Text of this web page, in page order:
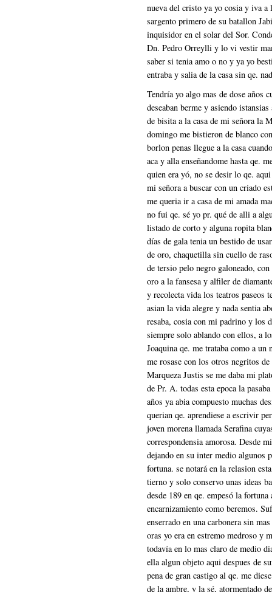
nueva del cristo ya yo cosia y iva
sargento primero de su batallon
inquisidor en el solar del Sor.
Dn. Pedro Orreylli y lo vi vestir
saber si tenia amo o no y ya yo
entraba y salia de la casa sin qe.
Tendría yo algo mas de dose años cuando algunas antiguas criadas de la casa deseaban berme y asiendo istansias a mi madrina lograron de ella qe. me mandase de bisita a la casa de mi señora la Marqueza de prado Ameno lo qe. berificado un domingo me bistieron de blanco con mi balandransito de carranclan y pantalones de borlon penas llegue a la casa cuando todas me cargaron otra me llebaba de la mano aca y alla enseñandome hasta qe. me condujeron al cuarto de la señora disiendole quien era yó, no se desir lo qe. aqui paso lo sierto es qe. al dia siguiente me enbió mi señora a buscar con un criado estube jugando todo el dia mas a la noche cuando me queria ir a casa de mi amada madrina no se me llebó; ella fue a buscarme y yo no fui qe. sé yo pr. qué de alli a algunos dias me isieron muchos mamelucos de listado de corto y alguna ropita blanca pa. cuando salia con la librea de paje pa. los días de gala tenia un bestido de usar pantalon ancho de grana guarnesido de cordon de oro, chaquetilla sin cuello de raso azul marino guarnesida de lo mismo morreon de tersio pelo negro galoneado, con plumage rojo y la punta negra dos argollitas de oro a la fansesa y alfiler de diamante con esto y lo demas pronto olvide mi antigua y recolecta vida los teatros paseos tertulias bailes hasta el dia y otras romerias me asian la vida alegre y nada sentia aberdejado la casa de mi madrina donde solo resaba, cosia con mi padrino y los domingos jugaba con algunos monifaticos pero siempre solo ablando con ellos, a los pocos dias tube pr. alla a la misma señora Da. Joaquina qe. me trataba como a un niño ella me bestia peinaba y cuidaba de qe. no me rosase con los otros negritos de la misma mesa como en tiempo de señora la Marqueza Justis se me daba mi plato qe. comia a los pies de mi señora la Marqueza de Pr. A. todas esta epoca la pasaba yo lejos de mis padres. Cuando yo tenia dose años ya abia compuesto muchas desimas de memorias causa pr. qe. mis padrinos no querian qe. aprendiese a escrivir pero yo las dictaba de memorias en particular a una joven morena llamada Serafina cuyas cartas en desimas mantenian una correspondensia amorosa. Desde mis dose años doi un salto hasta la de catorse dejando en su inter medio algunos pasajes en qe. se berifica lo instable de mi fortuna. se notará en la relasion esta dicha qe. no ai epocas fijas pero era de masiado tierno y solo conservo unas ideas bagas pero la verdadera istoria de mi vida empiesa desde 189 en qe. empesó la fortuna a desplegarse contra mi hasta el grado de mayor encarnizamiento como beremos. Sufria pr. la mas leve maldad propia de muchacho, enserrado en una carbonera sin mas tabla ni con qe. taparme mas de beinte y cuatro oras yo era en estremo medroso y me gustaba comer mi carsel como se puede ver todavía en lo mas claro de medio dia se necesita una buena bela pa. distinguir en ella algun objeto aqui despues de sufrir resios azotes era enserrado con orden y pena de gran castigo al qe. me diese ni una gota de agua, lo qe. alli sufria aquejado de la ambre, y la sé, atormentado del miedo, en un lugar tan soturno como apartado de la casa, en un traspatio junto a una caballeriza, y un apestoso y ebaporante basurero, contigua a un lugar comun infesto umedo y siempre pestifero qe. solo estaba separado pr. unas paredes todas agujereadas, guarida de diformes ratas qe. sin sesar me pasaban pr. en sima tanto se temia en esta casa a tal orden qe. nadie nadie se atrebia a un qe. ubiera collontura a darme ni un comino yo tenia la cabeza llenos de los cuentos de cosa mala de otros tiempos, de las almas aparesidas, en este de la otra vida y de los encantamientos de los muertos, qe. cuando salian un tropel de ratas asiendo ruido me paresia ver aquel sotano lleno de fantasmas y daba tantos gritos pidiendo a boses misericordia entonces se me sacaba me atormentaban con tanto fuete hasta mas no poder y se me enserraba otra vez guardandose la llabe en el cuarto de la Sra. pr. dos ocasiones se distinguieron la piedad del Sor. Dn. N. y sus hermanos introdusiendome pr. la noche algun poco de pan biscochado pr. una reendija o abertura de la puerta y con una cafetera de pico largo me dieron un poco de agua. Esta penitensia era tan frecuente qe. no pasaba semana en qe. no sufriese de este genero de castigo do o tres veses, en el campo tenia siempre igual martirio yo he atribuido mis pequeñez de estatura y la debilidad de mi naturaleza a la amargosa vida qe. desde trese a catorse años he traido siempre flaco debil y estenuado llebaba en mi